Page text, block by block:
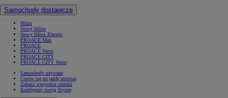
Samochody dostawcze
Hilux
Nowy Hilux
Nowy Hilux Electric
PROACE Max
PROACE
PROACE Verso
PROACE CITY
PROACE CITY Verso
Samochody używane
Umów się na jazdę testową
Zobacz wszystkie cenniki
Konfiguruj swoją Toyotę